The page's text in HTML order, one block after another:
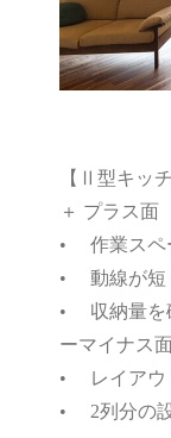
【Ⅱ型キッチ
＋ プラス面
• 作業スペ
• 動線が短
• 収納量を
ーマイナス面
• レイアウ
• 2列分の